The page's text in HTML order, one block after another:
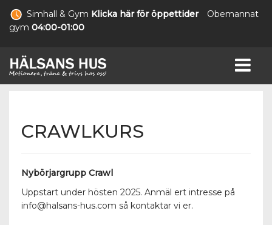
Simhall & Gym Klicka här för öppettider
Obemannat
gym 04:00-01:00
CRAWLKURS
Nybörjargrupp Crawl
Uppstart under hösten 2025. Anmäl ert intresse på
info@halsans-hus.com så kontaktar vi er.